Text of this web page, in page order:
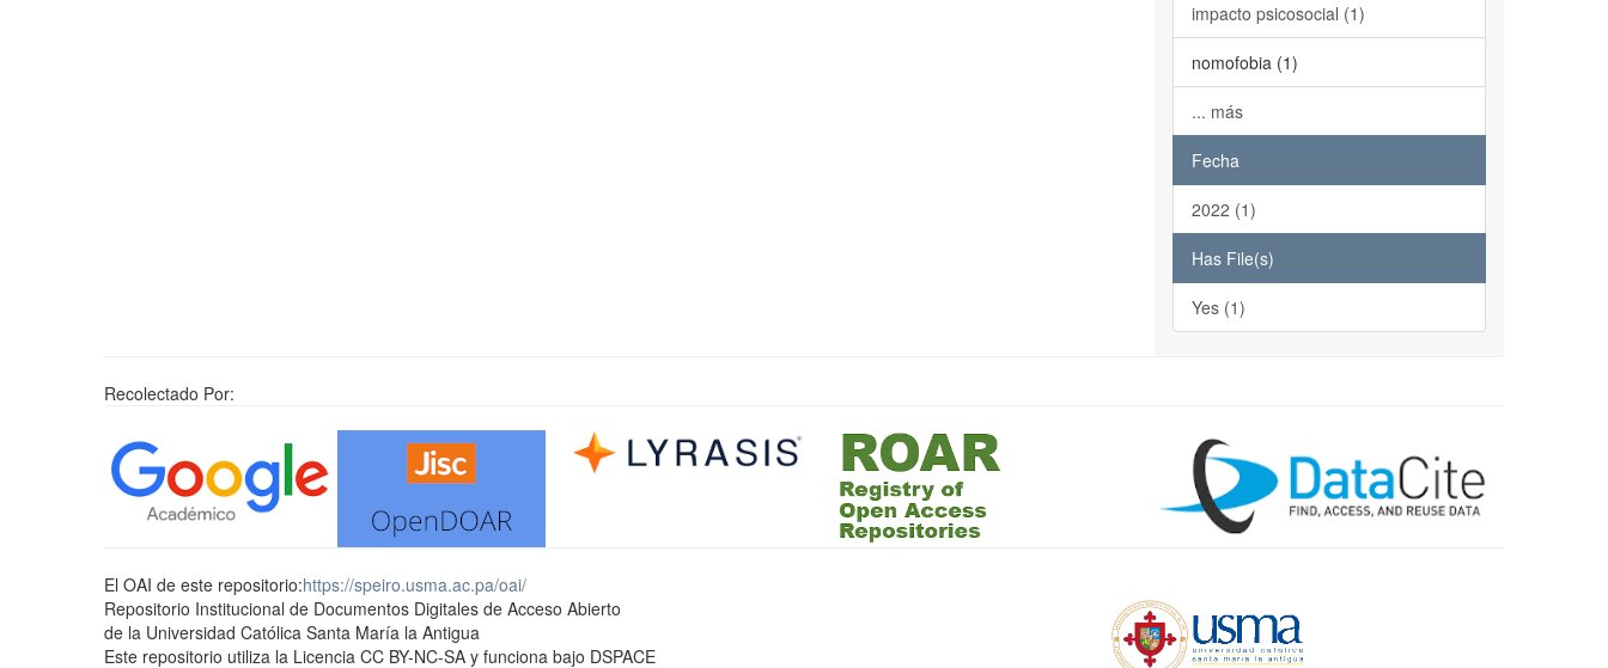
impacto psicosocial (1)
nomofobia (1)
... más
Fecha
2022 (1)
Has File(s)
Yes (1)
Recolectado Por:
El OAI de este repositorio:https://speiro.usma.ac.pa/oai/
Repositorio Institucional de Documentos Digitales de Acceso Abierto
de la Universidad Católica Santa María la Antigua
Este repositorio utiliza la Licencia CC BY-NC-SA y funciona bajo DSPACE